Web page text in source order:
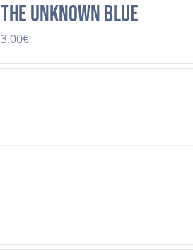
The Unknown Blue
3,00€